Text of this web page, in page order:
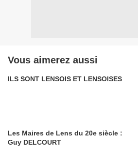
Vous aimerez aussi
ILS SONT LENSOIS ET LENSOISES
Les Maires de Lens du 20e siècle :
Guy DELCOURT